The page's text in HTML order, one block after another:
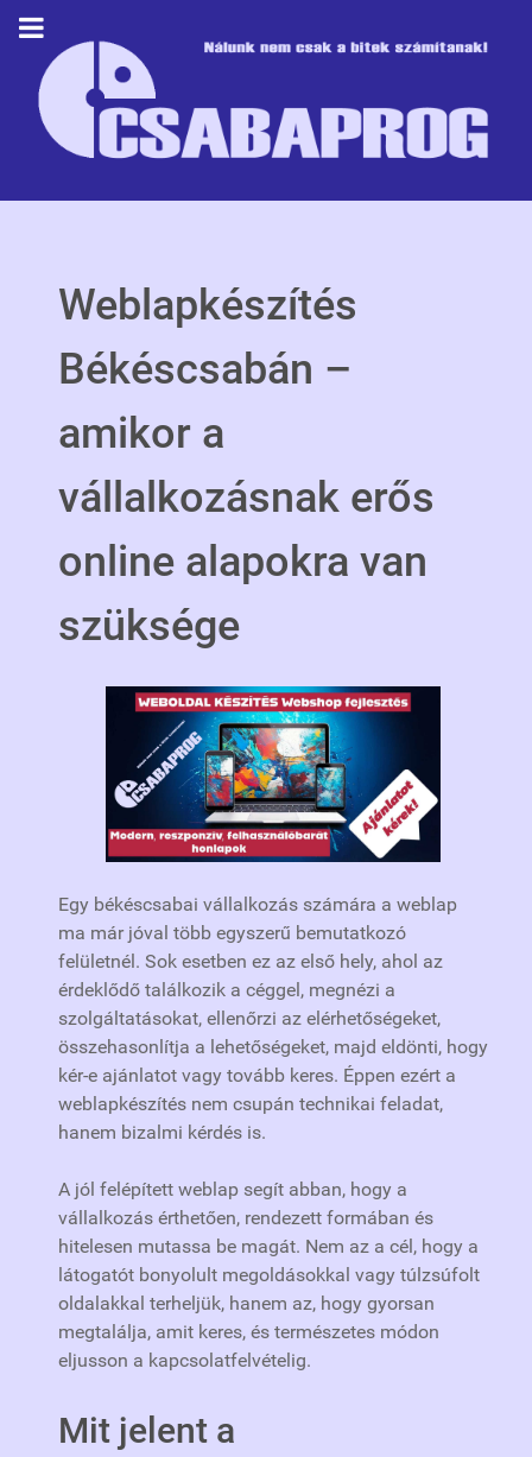
Weblapkészítés
Békéscsabán –
amikor a
vállalkozásnak erős
online alapokra van
szüksége
Egy békéscsabai vállalkozás számára a weblap
ma már jóval több egyszerű bemutatkozó
felületnél. Sok esetben ez az első hely, ahol az
érdeklődő találkozik a céggel, megnézi a
szolgáltatásokat, ellenőrzi az elérhetőségeket,
összehasonlítja a lehetőségeket, majd eldönti, hogy
kér-e ajánlatot vagy tovább keres. Éppen ezért a
weblapkészítés nem csupán technikai feladat,
hanem bizalmi kérdés is.
A jól felépített weblap segít abban, hogy a
vállalkozás érthetően, rendezett formában és
hitelesen mutassa be magát. Nem az a cél, hogy a
látogatót bonyolult megoldásokkal vagy túlzsúfolt
oldalakkal terheljük, hanem az, hogy gyorsan
megtalálja, amit keres, és természetes módon
eljusson a kapcsolatfelvételig.
Mit jelent a